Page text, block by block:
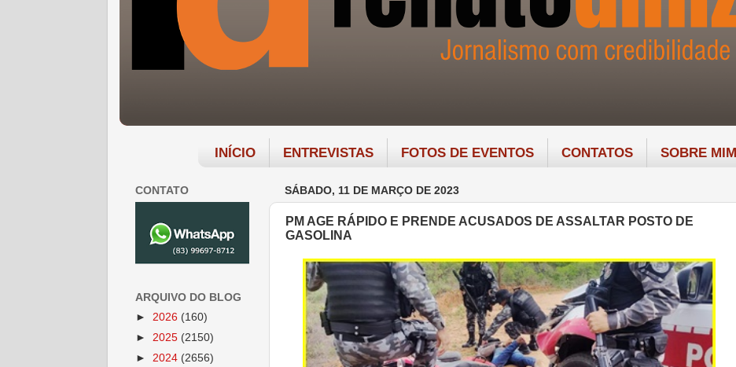
INÍCIO ENTREVISTAS FOTOS DE EVENTOS CONTATOS SOBRE MIM
SÁBADO, 11 DE MARÇO DE 2023
PM AGE RÁPIDO E PRENDE ACUSADOS DE ASSALTAR POSTO DE
GASOLINA
CONTATO
ARQUIVO DO BLOG
► 2026 (160)
► 2025 (2150)
► 2024 (2656)